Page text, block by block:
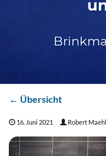
← Übersicht
16. Juni 2021 Robert Maehl